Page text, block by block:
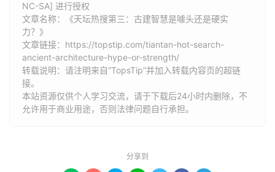
NC-SA] 进行授权
文章名称：《天坛热搜第三：古建智慧是噱头还是硬实
力？》
文章链接： https://topstip.com/tiantan-hot-search-
ancient-architecture-hype-or-strength/
转载说明：请注明来自“TopsTip”并加入转载内容页的超链
接。
本站资源仅供个人学习交流，请于下载后24小时内删除，不
允许用于商业用途，否则法律问题自行承担。
分享到